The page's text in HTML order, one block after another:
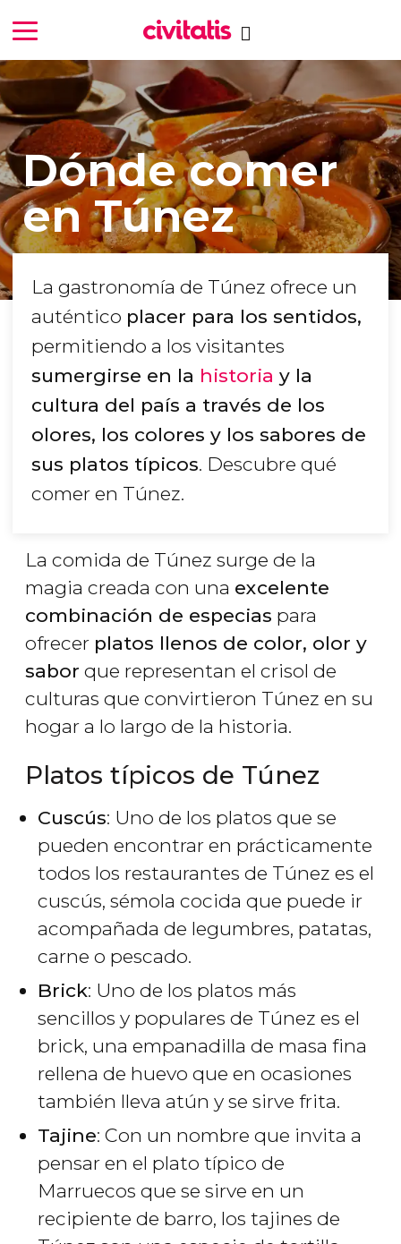
Dónde comer
en Túnez
La gastronomía de Túnez ofrece un
auténtico placer para los sentidos,
permitiendo a los visitantes
sumergirse en la historia y la
cultura del país a través de los
olores, los colores y los sabores de
sus platos típicos. Descubre qué
comer en Túnez.
La comida de Túnez surge de la
magia creada con una excelente
combinación de especias para
ofrecer platos llenos de color, olor y
sabor que representan el crisol de
culturas que convirtieron Túnez en su
hogar a lo largo de la historia.
Platos típicos de Túnez
Cuscús: Uno de los platos que se
pueden encontrar en prácticamente
todos los restaurantes de Túnez es el
cuscús, sémola cocida que puede ir
acompañada de legumbres, patatas,
carne o pescado.
Brick: Uno de los platos más
sencillos y populares de Túnez es el
brick, una empanadilla de masa fina
rellena de huevo que en ocasiones
también lleva atún y se sirve frita.
Tajine: Con un nombre que invita a
pensar en el plato típico de
Marruecos que se sirve en un
recipiente de barro, los tajines de